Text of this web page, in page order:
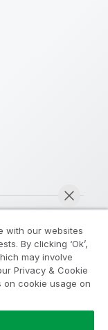
with our websites
By clicking ‘Ok’,
may involve
Privacy & Cookie
on cookie usage on